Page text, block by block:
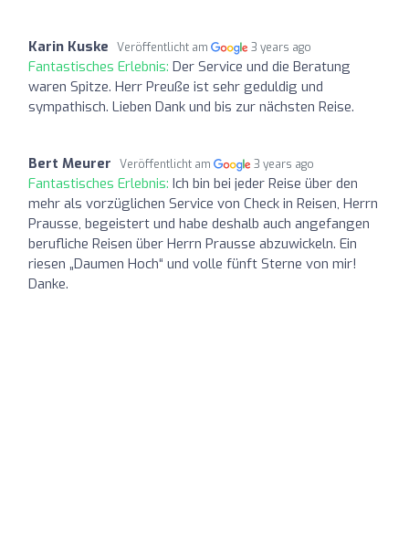
Karin Kuske Veröffentlicht am 3 years ago
Fantastisches Erlebnis: Der Service und die Beratung
waren Spitze. Herr Preuße ist sehr geduldig und
sympathisch. Lieben Dank und bis zur nächsten Reise.
Bert Meurer Veröffentlicht am 3 years ago
Fantastisches Erlebnis: Ich bin bei jeder Reise über den
mehr als vorzüglichen Service von Check in Reisen, Herrn
Prausse, begeistert und habe deshalb auch angefangen
berufliche Reisen über Herrn Prausse abzuwickeln. Ein
riesen „Daumen Hoch“ und volle fünft Sterne von mir!
Danke.